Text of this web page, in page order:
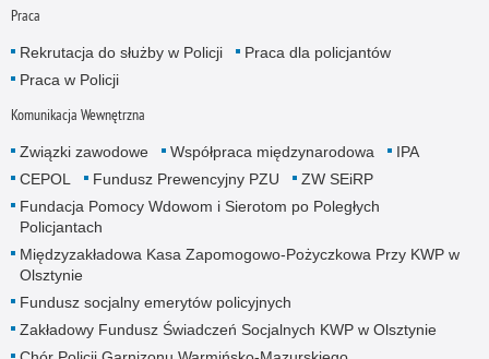
Praca
Rekrutacja do służby w Policji
Praca dla policjantów
Praca w Policji
Komunikacja Wewnętrzna
Związki zawodowe Współpraca międzynarodowa
IPA
CEPOL
Fundusz Prewencyjny PZU
ZW SEiRP
Fundacja Pomocy Wdowom i Sierotom po Poległych
Policjantach
Międzyzakładowa Kasa Zapomogowo-Pożyczkowa Przy KWP w
Olsztynie
Fundusz socjalny emerytów policyjnych
Zakładowy Fundusz Świadczeń Socjalnych KWP w Olsztynie